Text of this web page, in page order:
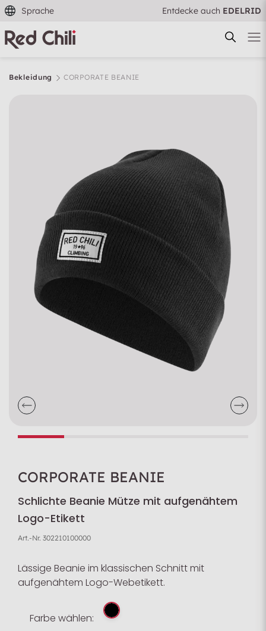
Sprache Entdecke auch EDELRID
Bekleidung CORPORATE BEANIE
CORPORATE BEANIE
Schlichte Beanie Mütze mit aufgenähtem
Logo-Etikett
Art.-Nr. 302210100000
Lässige Beanie im klassischen Schnitt mit
aufgenähtem Logo-Webetikett.
Farbe wählen: